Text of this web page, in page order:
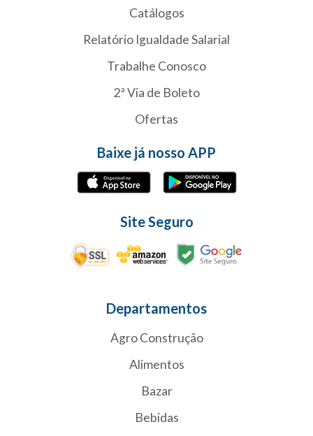
Catálogos
Relatório Igualdade Salarial
Trabalhe Conosco
2ª Via de Boleto
Ofertas
Baixe já nosso APP
Site Seguro
Departamentos
Agro Construção
Alimentos
Bazar
Bebidas